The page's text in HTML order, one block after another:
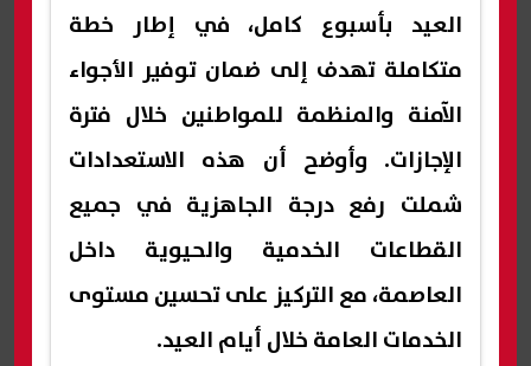
العيد بأسبوع كامل، في إطار خطة
متكاملة تهدف إلى ضمان توفير الأجواء
الآمنة والمنظمة للمواطنين خلال فترة
الإجازات. وأوضح أن هذه الاستعدادات
شملت رفع درجة الجاهزية في جميع
القطاعات الخدمية والحيوية داخل
العاصمة، مع التركيز على تحسين مستوى
الخدمات العامة خلال أيام العيد.